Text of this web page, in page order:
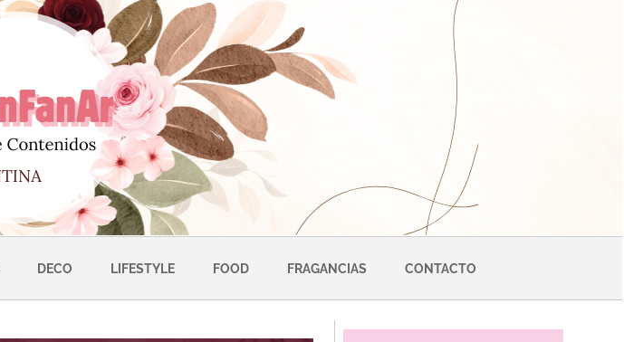
DECO LIFESTYLE FOOD FRAGANCIAS CONTACTO